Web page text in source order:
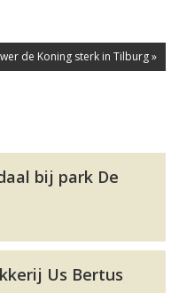
de Koning sterk in Tilburg »
bij park De
Us Bertus